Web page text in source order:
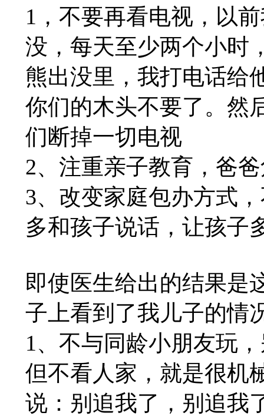
1，不要再看电视，以
没，每天至少两个小时
熊出没里，我打电话给
你们的木头不要了。然
们断掉一切电视
2、注重亲子教育，爸
3、改变家庭包办方式
多和孩子说话，让孩子
即使医生给出的结果是
子上看到了我儿子的情
1、不与同龄小朋友玩
但不看人家，就是很机
说：别追我了，别追我